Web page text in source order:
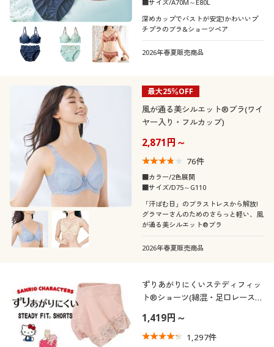
■サイズ/A70M～E80L
深めカップでバストが安定!かわいいプ
チプラのブラ&ショーツペア
2026年春夏販売商品
最大25％OFF
風が通る美シルエット®ブラ(ワイ
ヤー入り・フルカップ)
2,871円～
76件
■カラー/2色展開
■サイズ/D75～G110
「汗ばむ日」のブラストレスから解放!
グラマーさんのためのさらっと軽い、風
が通る美シルエット®ブラ
2026年春夏販売商品
ずりあがりにくいステディフィッ
ト®ショーツ(綿混・足口レース・
1,419円～
1,297件